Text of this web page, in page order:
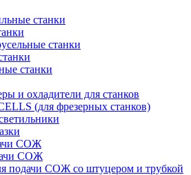
станки
станки
станки
и охладители для станков
(для фрезерных станков)
СОЖ
СОЖ
подачи СОЖ со штуцером и трубкой